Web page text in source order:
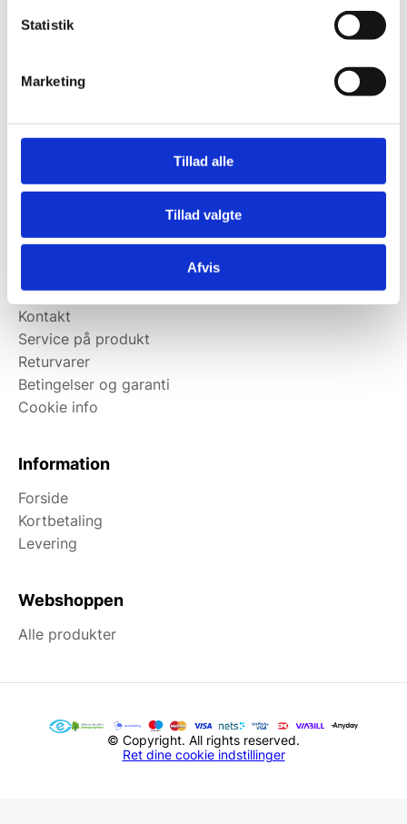
Statistik
Marketing
Tillad alle
Tillad valgte
Afvis
Mandag til torsdag: 10:00 – 14:00.
Afhentning muligt
man-torsdag fra 08:00-16:00.
Fredag 08:00-13.00
Kundeservice
Kontakt
Service på produkt
Returvarer
Betingelser og garanti
Cookie info
Information
Forside
Kortbetaling
Levering
Webshoppen
Alle produkter
© Copyright. All rights reserved.
Ret dine cookie indstillinger